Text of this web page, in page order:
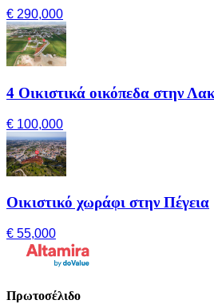
€ 290,000
4 Οικιστικά οικόπεδα στην
€ 100,000
Οικιστικό χωράφι στην Πέγεια
€ 55,000
Πρωτοσέλιδο